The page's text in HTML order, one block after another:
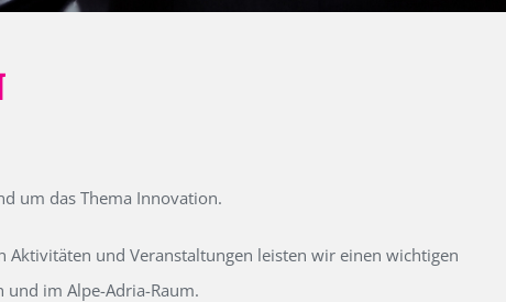
um das Thema Innovation.
und Veranstaltungen leisten wir einen wichtigen
im Alpe-Adria-Raum.